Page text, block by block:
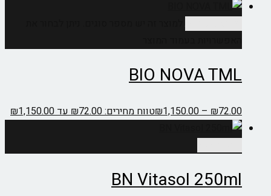
BIO NOVA TML
₪72.00
–
₪1,150.00 טווח מחירים: ⁦₪72.00⁩ עד ⁦₪1,150.00⁩
BN Vitasol 250ml